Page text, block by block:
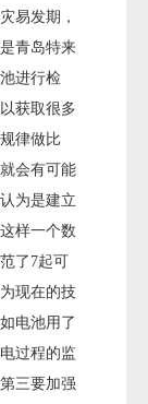
易发期，
青岛特来
进行检
获取很多
律做比
会有可能
为是建立
样一个数
了7起可
现在的技
电池用了
过程的监
三要加强